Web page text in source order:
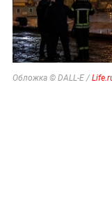
Обложка © DALL-E /